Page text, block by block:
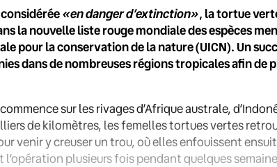
«en danger d’extinction», la tortue
la nouvelle liste rouge mondiale des espèces
pour la conservation de la nature (UICN). Un
dans de nombreuses régions tropicales afin de
sur les rivages d’Afrique australe,
de kilomètres, les femelles tortues vertes
venir y creuser un trou, où elles enfouissent
plusieurs fois pendant quelques